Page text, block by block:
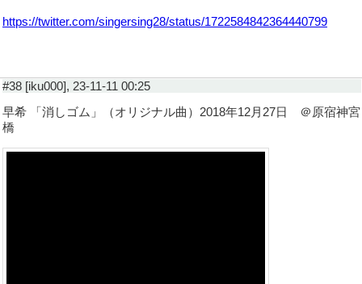
https://twitter.com/singersing28/status/1722584842364440799
#38 [iku000], 23-11-11 00:25
早希 「消しゴム」（オリジナル曲）2018年12月27日 ＠原宿神宮
橋